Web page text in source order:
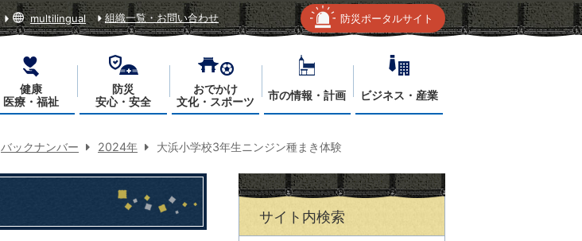
multilingual 組織一覧・お問い合わせ 防災ポータルサイト
健康
医療・福祉
防災
安心・安全
おでかけ
文化・スポーツ
市の情報・計画 ビジネス・産業
バックナンバー 2024年 大浜小学校3年生ニンジン種まき体験
サイト内検索